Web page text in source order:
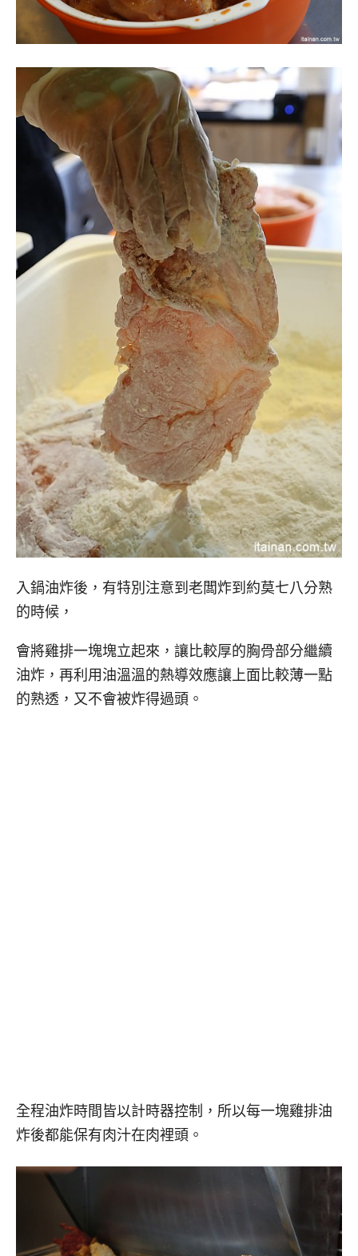
入鍋油炸後，有特別注意到老闆炸到約莫七八分熟
的時候，
會將雞排一塊塊立起來，讓比較厚的胸骨部分繼續
油炸，再利用油溫溫的熱導效應讓上面比較薄一點
的熟透，又不會被炸得過頭。
全程油炸時間皆以計時器控制，所以每一塊雞排油
炸後都能保有肉汁在肉裡頭。